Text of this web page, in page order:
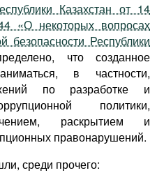
Казахстан от 14
«О некоторых вопросах
безопасности Республики
что созданное
в частности,
по разработке и
политики,
раскрытием и
правонарушений.
среди прочего: